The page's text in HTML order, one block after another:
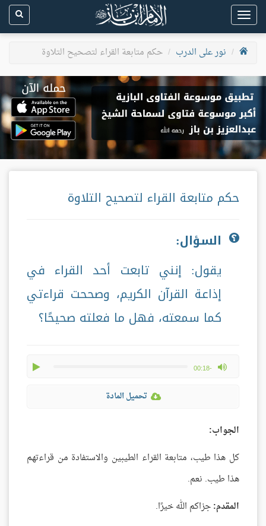
Toggle
navigation
نور على الدرب
حكم متابعة القراء لتصحيح التلاوة
حكم متابعة القراء لتصحيح التلاوة
السؤال:
يقول: إنني تابعت أحد القراء في
إذاعة القرآن الكريم، وصححت قراءتي
كما سمعته، فهل ما فعلته صحيحًا؟
-00:18
max volume
تحميل المادة
الجواب:
كل هذا طيب، متابعة القراء الطيبين والاستفادة من قراءتهم
هذا طيب. نعم.
المقدم:جزاكم الله خيرًا.